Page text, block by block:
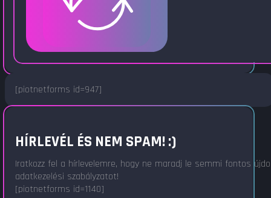
[piotnetforms id=947]
HÍRLEVÉL ÉS NEM SPAM! :)
Iratkozz fel a hírlevelemre, hogy ne maradj le semmi fontos
adatkezelési szabályzatot!
[piotnetforms id=1140]